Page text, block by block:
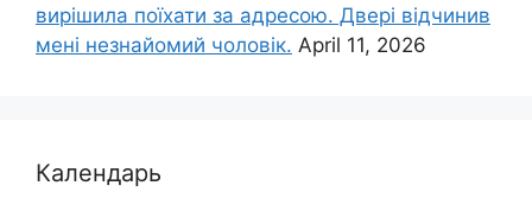
вирішила поїхати за адресою. Двері відчинив
мені незнайомий чоловік. April 11, 2026
Календарь